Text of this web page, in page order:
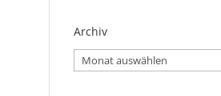
Archiv
Archiv